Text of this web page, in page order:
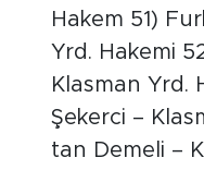
Hakem 51)
Yrd. Hakemi
Klasman Yrd.
Şekerci –
tan Demeli –